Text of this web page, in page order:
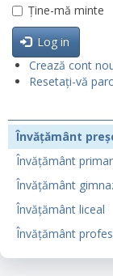
Ține-mă minte
Log in
Crează cont
Resetați-vă
Învățământ
Învățământ primar
Învățământ
Învățământ liceal
Învățământ